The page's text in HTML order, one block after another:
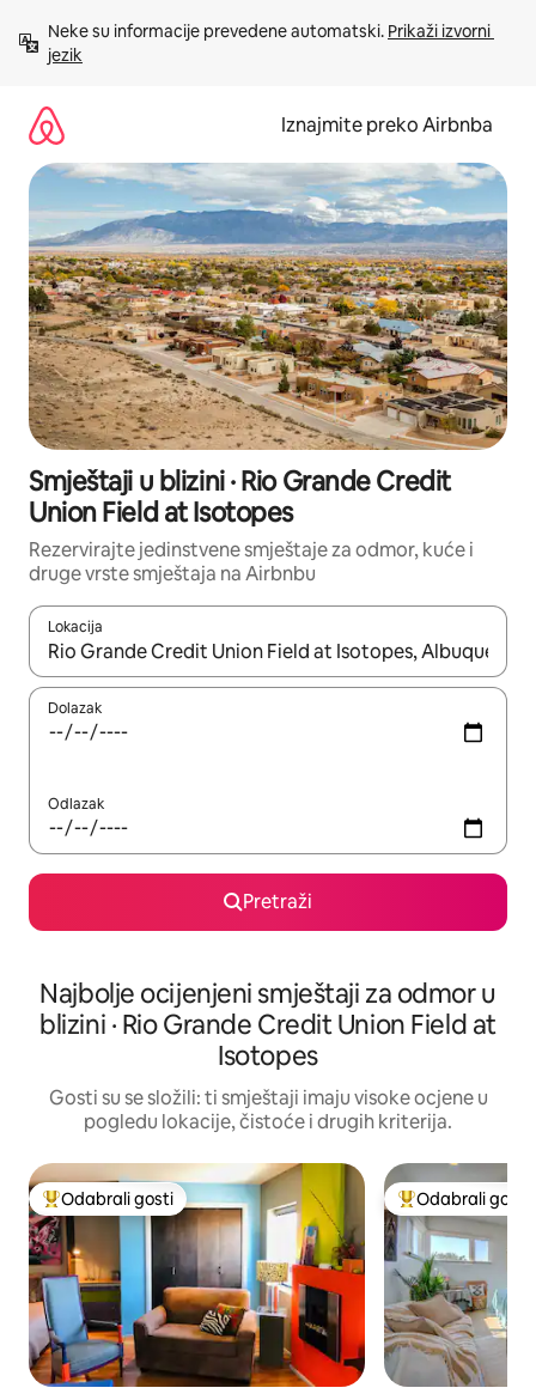
sadržaj
Neke su informacije prevedene automatski. Prikaži izvorni
jezik
Iznajmite preko Airbnba
Smještaji u blizini · Rio Grande Credit
Union Field at Isotopes
Rezervirajte jedinstvene smještaje za odmor, kuće i
druge vrste smještaja na Airbnbu
Lokacija
Kada budu dostupni rezultati, moći ćete ih pregledati
Dolazak
Odlazak
Pretraži
Najbolje ocijenjeni smještaji za odmor u
blizini · Rio Grande Credit Union Field at
Isotopes
Gosti su se složili: ti smještaji imaju visoke ocjene u
pogledu lokacije, čistoće i drugih kriterija.
Među najviše rangiranima s oznakom „Odabrali gosti”
Odabrali gosti Među najviše
Odabrali gosti